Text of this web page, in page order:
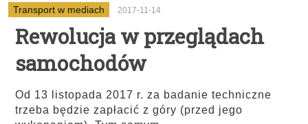
Transport w mediach 2017-11-14
Rewolucja w przeglądach
samochodów
Od 13 listopada 2017 r. za badanie techniczne
trzeba będzie zapłacić z góry (przed jego